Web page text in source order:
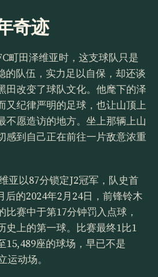
奇迹
町田泽维亚时，这支球队只是
的队伍，实力足以自保，却还谈
田改变了球队文化。他麾下的泽
又纪律严明的足球，也让山顶上
不愿造访的地方。坐上那辆上山
感到自己正在前往一片敌意浓重
亚以87分锁定J2冠军，队史首
后的2024年2月24日，前锋铃木
赛中于第17分钟罚入点球，
史上的第一球。比赛最终1比1
15,489座的球场，早已不是
运动场。